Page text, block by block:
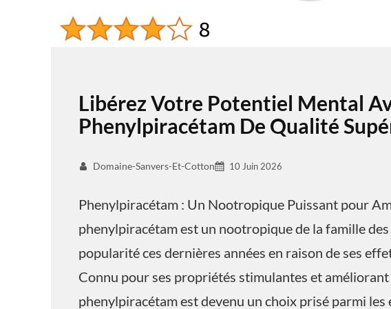
Libérez Votre Potentiel Mental
Phenylpiracétam De Qualité
Domaine-Sanvers-Et-Cotton 10 Juin 2026
Phenylpiracétam : Un Nootropique Puissant pour
phenylpiracétam est un nootropique de la famille des
popularité ces dernières années en raison de ses
Connu pour ses propriétés stimulantes et
phenylpiracétam est devenu un choix prisé parmi